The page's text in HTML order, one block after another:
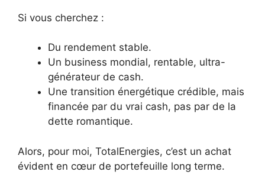
Si vous cherchez :
Du rendement stable.
Un business mondial, rentable, ultra-
générateur de cash.
Une transition énergétique crédible, mais
financée par du vrai cash, pas par de la
dette romantique.
Alors, pour moi, TotalEnergies, c’est un achat
évident en cœur de portefeuille long terme.